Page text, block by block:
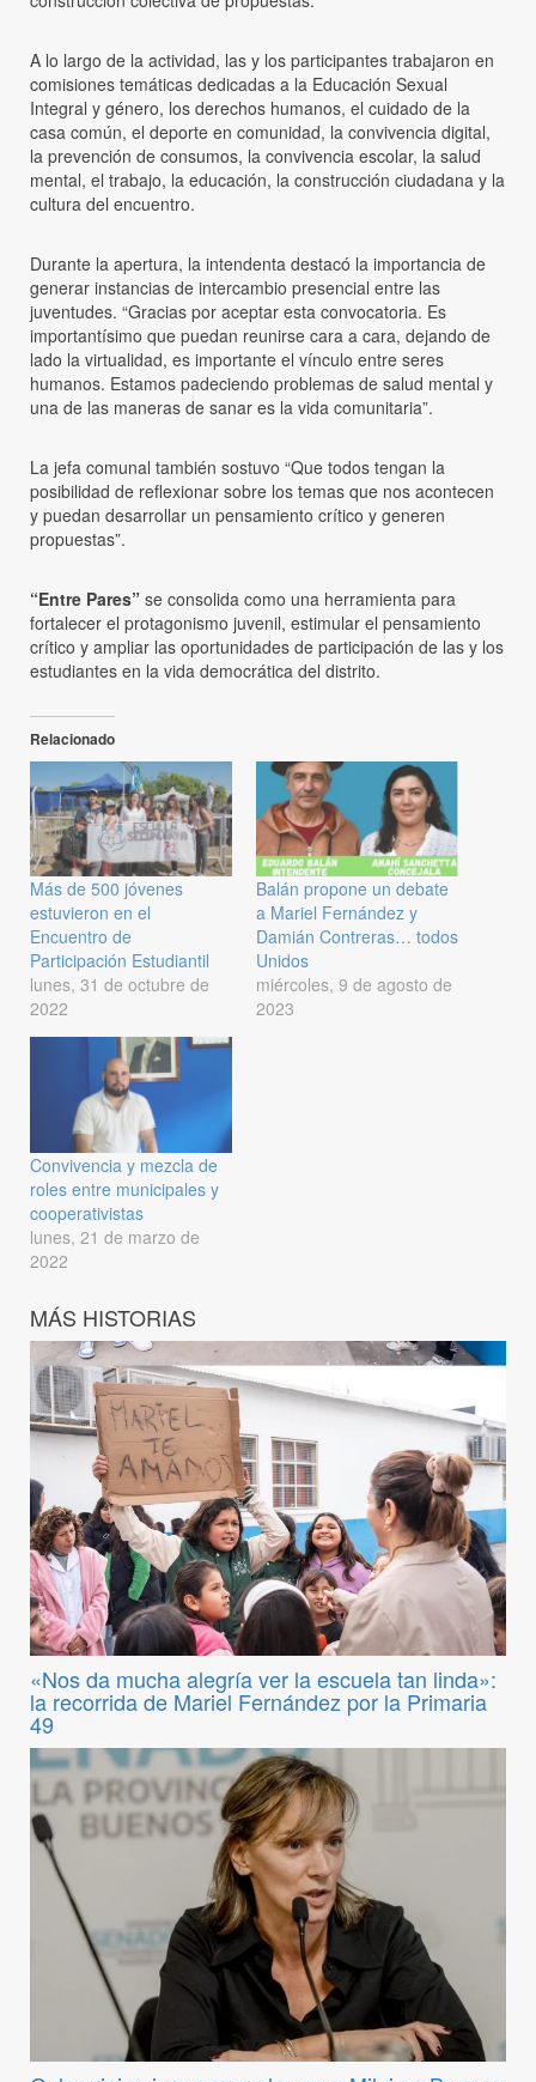
A lo largo de la actividad, las y los participantes trabajaron en
comisiones temáticas dedicadas a la Educación Sexual
Integral y género, los derechos humanos, el cuidado de la
casa común, el deporte en comunidad, la convivencia digital,
la prevención de consumos, la convivencia escolar, la salud
mental, el trabajo, la educación, la construcción ciudadana y la
cultura del encuentro.
Durante la apertura, la intendenta destacó la importancia de
generar instancias de intercambio presencial entre las
juventudes. “Gracias por aceptar esta convocatoria. Es
importantísimo que puedan reunirse cara a cara, dejando de
lado la virtualidad, es importante el vínculo entre seres
humanos. Estamos padeciendo problemas de salud mental y
una de las maneras de sanar es la vida comunitaria”.
La jefa comunal también sostuvo “Que todos tengan la
posibilidad de reflexionar sobre los temas que nos acontecen
y puedan desarrollar un pensamiento crítico y generen
propuestas”.
“Entre Pares” se consolida como una herramienta para
fortalecer el protagonismo juvenil, estimular el pensamiento
crítico y ampliar las oportunidades de participación de las y los
estudiantes en la vida democrática del distrito.
Relacionado
Más de 500 jóvenes
estuvieron en el
Encuentro de
Participación Estudiantil
lunes, 31 de octubre de
2022
Balán propone un debate
a Mariel Fernández y
Damián Contreras… todos
Unidos
miércoles, 9 de agosto de
2023
Convivencia y mezcla de
roles entre municipales y
cooperativistas
lunes, 21 de marzo de
2022
MÁS HISTORIAS
«Nos da mucha alegría ver la escuela tan linda»:
la recorrida de Mariel Fernández por la Primaria
49